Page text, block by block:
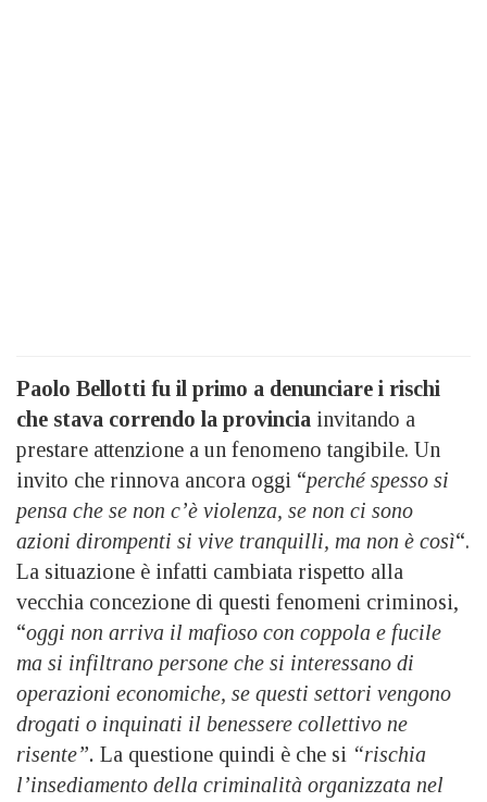
Paolo Bellotti fu il primo a denunciare i rischi
che stava correndo la provincia invitando a
prestare attenzione a un fenomeno tangibile. Un
invito che rinnova ancora oggi “perché spesso si
pensa che se non c’è violenza, se non ci sono
azioni dirompenti si vive tranquilli, ma non è così“.
La situazione è infatti cambiata rispetto alla
vecchia concezione di questi fenomeni criminosi,
“oggi non arriva il mafioso con coppola e fucile
ma si infiltrano persone che si interessano di
operazioni economiche, se questi settori vengono
drogati o inquinati il benessere collettivo ne
risente”. La questione quindi è che si “rischia
l’insediamento della criminalità organizzata nel